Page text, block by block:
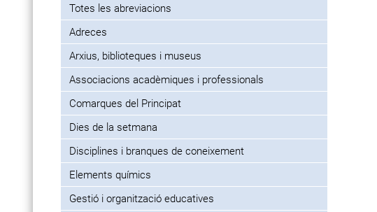
Totes les abreviacions
Adreces
Arxius, biblioteques i museus
Associacions acadèmiques i professionals
Comarques del Principat
Dies de la setmana
Disciplines i branques de coneixement
Elements químics
Gestió i organització educatives